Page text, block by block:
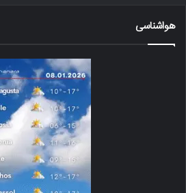
هواشناسی